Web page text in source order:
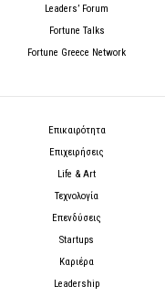
Leaders’ Forum
Fortune Talks
Fortune Greece Network
Επικαιρότητα
Επιχειρήσεις
Life & Art
Τεχνολογία
Επενδύσεις
Startups
Καριέρα
Leadership